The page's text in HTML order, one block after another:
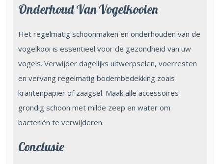
Onderhoud Van Vogelkooien
Het regelmatig schoonmaken en onderhouden van de
vogelkooi is essentieel voor de gezondheid van uw
vogels. Verwijder dagelijks uitwerpselen, voerresten
en vervang regelmatig bodembedekking zoals
krantenpapier of zaagsel. Maak alle accessoires
grondig schoon met milde zeep en water om
bacteriën te verwijderen.
Conclusie